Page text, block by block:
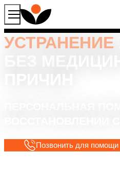
УСТРАНЕНИЕ
Позвонить для помощи
Продолжая работу с сайтом, вы
мы используем файлы